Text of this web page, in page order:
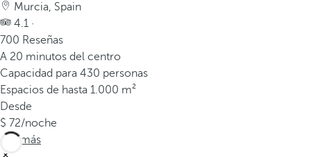
Murcia, Spain
4.1 ·
700 Reseñas
A 20 minutos del centro
Capacidad para 430 personas
Espacios de hasta 1.000 m²
Desde
72/noche
Ver más